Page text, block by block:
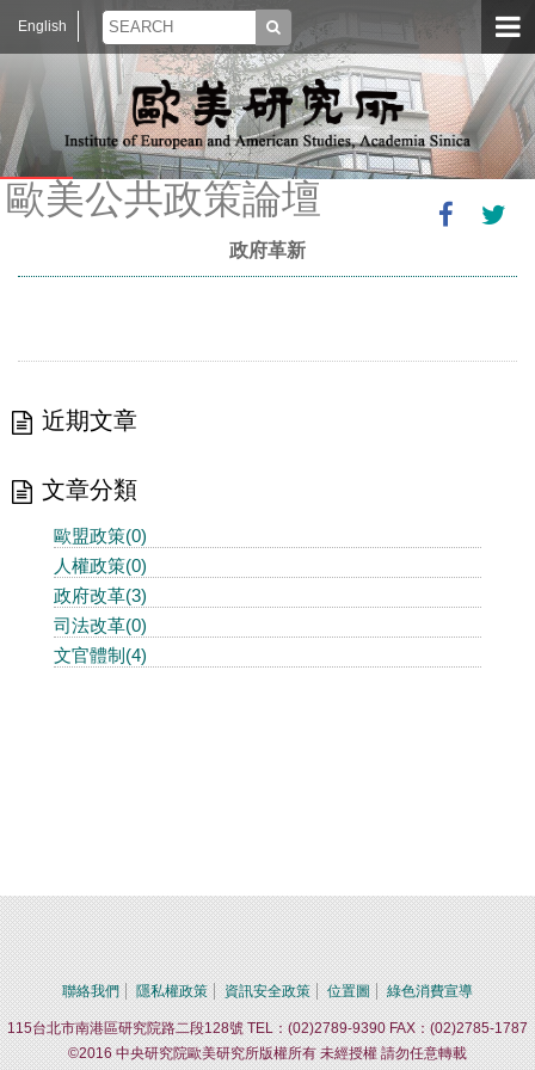
English
歐美公共政策論壇
政府革新
近期文章
文章分類
歐盟政策(0)
人權政策(0)
政府改革(3)
司法改革(0)
文官體制(4)
聯絡我們 隱私權政策 資訊安全政策 位置圖 綠色消費宣導
115台北市南港區研究院路二段128號 TEL：(02)2789-9390 FAX：(02)2785-1787
©2016 中央研究院歐美研究所版權所有 未經授權 請勿任意轉載